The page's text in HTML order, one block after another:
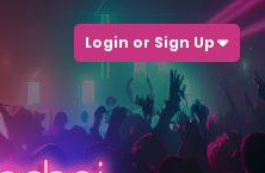
Login or Sign Up